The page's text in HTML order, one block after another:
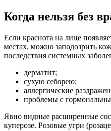
Когда нельзя без
Если краснота на лице
местах, можно заподозрить
последствия системных
дерматит;
сухую себорею;
аллергические
проблемы с
Явно видные расширенные
куперозе. Розовые угри